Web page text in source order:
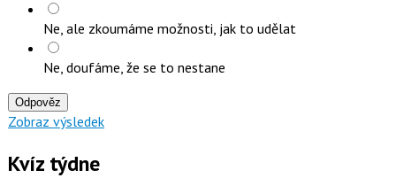
Ne, ale zkoumáme možnosti, jak to udělat
Ne, doufáme, že se to nestane
Odpověz
Zobraz výsledek
Kvíz týdne